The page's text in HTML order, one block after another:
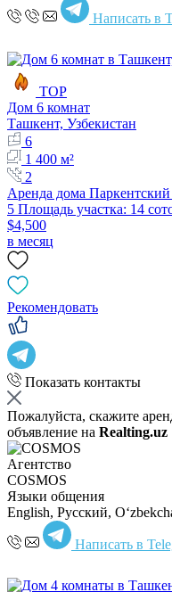
Написать в
TOP
Дом 6 комнат
Ташкент, Узбекистан
6
1 400 м²
2
Аренда дома
5 Площадь участка: 14
$4,500
в месяц
Рекомендовать
Показать контакты
Пожалуйста, скажите
объявление на Realting.uz
Агентство
COSMOS
Языки общения
English, Русский,
Написать в